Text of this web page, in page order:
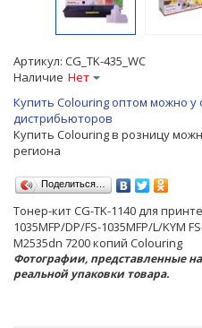
Артикул: CG_TK-435_WC
Наличие Нет
Купить Colouring оптом можно у
дистрибьюторов
Купить Colouring в розницу
региона
Поделиться…
Тонер-кит CG-TK-1140 для
1035MFP/DP/FS-1035MFP/L/KYM
M2535dn 7200 копий Colouring
Фотографии, представленные
реальной упаковки товара.